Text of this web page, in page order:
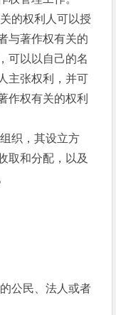
权利人可以授
与著作权有关的
可以以自己的名
主张权利，并可
作权有关的权利
织，其设立方
取和分配，以及
公民、法人或者